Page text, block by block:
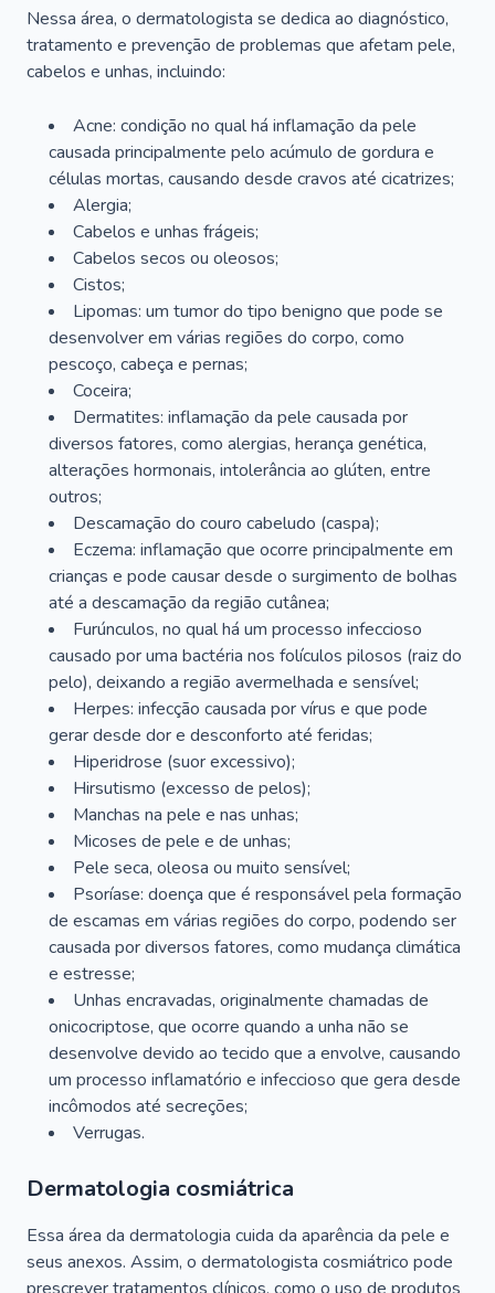
Nessa área, o dermatologista se dedica ao diagnóstico,
tratamento e prevenção de problemas que afetam pele,
cabelos e unhas, incluindo:
Acne: condição no qual há inflamação da pele
causada principalmente pelo acúmulo de gordura e
células mortas, causando desde cravos até cicatrizes;
Alergia;
Cabelos e unhas frágeis;
Cabelos secos ou oleosos;
Cistos;
Lipomas: um tumor do tipo benigno que pode se
desenvolver em várias regiões do corpo, como
pescoço, cabeça e pernas;
Coceira;
Dermatites: inflamação da pele causada por
diversos fatores, como alergias, herança genética,
alterações hormonais, intolerância ao glúten, entre
outros;
Descamação do couro cabeludo (caspa);
Eczema: inflamação que ocorre principalmente em
crianças e pode causar desde o surgimento de bolhas
até a descamação da região cutânea;
Furúnculos, no qual há um processo infeccioso
causado por uma bactéria nos folículos pilosos (raiz do
pelo), deixando a região avermelhada e sensível;
Herpes: infecção causada por vírus e que pode
gerar desde dor e desconforto até feridas;
Hiperidrose (suor excessivo);
Hirsutismo (excesso de pelos);
Manchas na pele e nas unhas;
Micoses de pele e de unhas;
Pele seca, oleosa ou muito sensível;
Psoríase: doença que é responsável pela formação
de escamas em várias regiões do corpo, podendo ser
causada por diversos fatores, como mudança climática
e estresse;
Unhas encravadas, originalmente chamadas de
onicocriptose, que ocorre quando a unha não se
desenvolve devido ao tecido que a envolve, causando
um processo inflamatório e infeccioso que gera desde
incômodos até secreções;
Verrugas.
Dermatologia cosmiátrica
Essa área da dermatologia cuida da aparência da pele e
seus anexos. Assim, o dermatologista cosmiátrico pode